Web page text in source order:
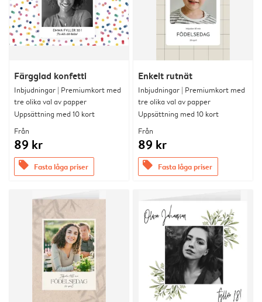
Färgglad konfetti
Inbjudningar | Premiumkort med
tre olika val av papper
Uppsättning med 10 kort
Från
89 kr
offers Fasta låga priser
Enkelt rutnät
Inbjudningar | Premiumkort med
tre olika val av papper
Uppsättning med 10 kort
Från
89 kr
offers Fasta låga priser